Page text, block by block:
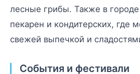
лесные грибы. Также в городе
пекарен и кондитерских, где
свежей выпечкой и
События и фестивали